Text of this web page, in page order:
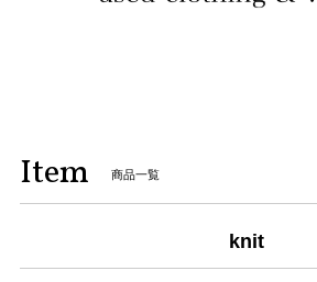
Item 商品一覧
knit